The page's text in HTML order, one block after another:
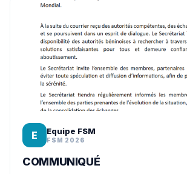
E Equipe FSM
FSM 2026
COMMUNIQUÉ